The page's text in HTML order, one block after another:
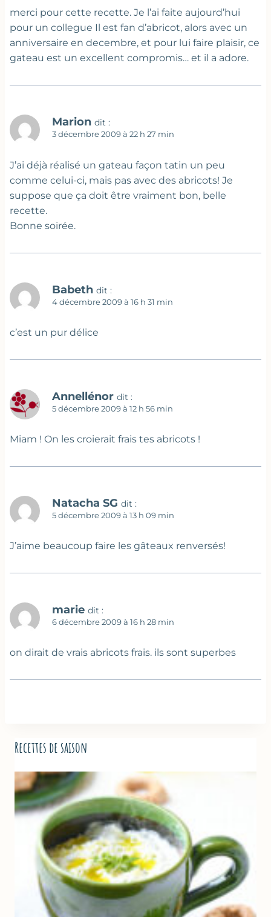
merci pour cette recette. Je l’ai faite aujourd’hui
pour un collegue Il est fan d’abricot, alors avec un
anniversaire en decembre, et pour lui faire plaisir, ce
gateau est un excellent compromis… et il a adore.
Marion dit :
3 décembre 2009 à 22 h 27 min
J’ai déjà réalisé un gateau façon tatin un peu
comme celui-ci, mais pas avec des abricots! Je
suppose que ça doit être vraiment bon, belle
recette.
Bonne soirée.
Babeth dit :
4 décembre 2009 à 16 h 31 min
c’est un pur délice
Annellénor dit :
5 décembre 2009 à 12 h 56 min
Miam ! On les croierait frais tes abricots !
Natacha SG dit :
5 décembre 2009 à 13 h 09 min
J’aime beaucoup faire les gâteaux renversés!
marie dit :
6 décembre 2009 à 16 h 28 min
on dirait de vrais abricots frais. ils sont superbes
Recettes de saison